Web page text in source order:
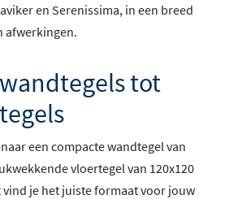
en Serenissima, in een breed
afwerkingen.
tot
een compacte wandtegel van
vloertegel van 120x120
je het juiste formaat voor jouw